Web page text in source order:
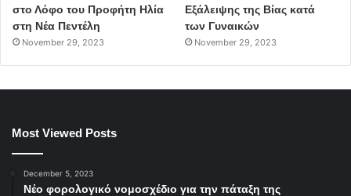
στο Λόφο του Προφήτη Ηλία
στη Νέα Πεντέλη
November 29, 2023
Εξάλειψης της Βίας κατά
των Γυναικών
November 29, 2023
Most Viewed Posts
December 5, 2023
Νέο φορολογικό νομοσχέδιο για την πάταξη της